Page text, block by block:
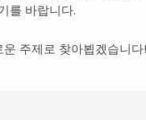
를 바랍니다.
주제로 찾아뵙겠습니